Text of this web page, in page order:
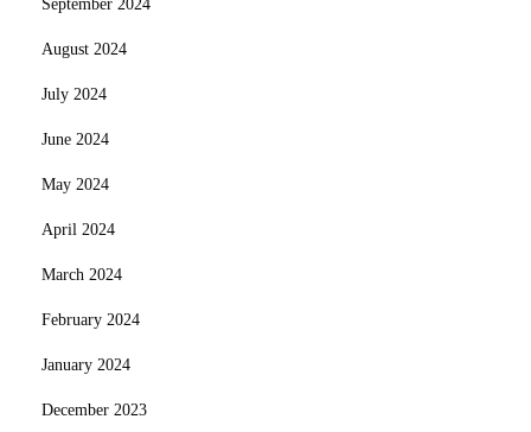
September 2024
August 2024
July 2024
June 2024
May 2024
April 2024
March 2024
February 2024
January 2024
December 2023